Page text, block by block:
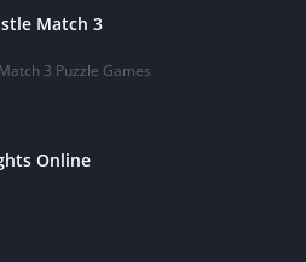
Match 3
3 Puzzle Games
Online